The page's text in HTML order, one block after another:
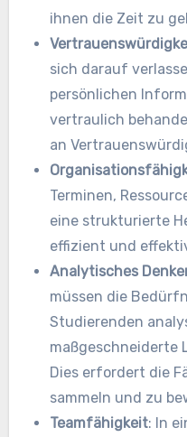
ihnen die Zeit zu
sich darauf
persönlichen
vertraulich
an
Terminen,
eine strukturierte
effizient und
Analytisches
müssen die
Studierenden
maßgeschneiderte
Dies erfordert die
sammeln und zu
Teamfähigkeit: In